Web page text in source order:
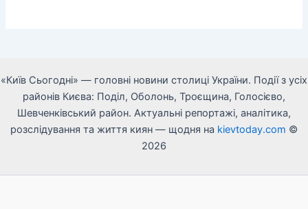
«Київ Сьогодні» — головні новини столиці України. Події з усіх
районів Києва: Поділ, Оболонь, Троєщина, Голосієво,
Шевченківський район. Актуальні репортажі, аналітика,
розслідування та життя киян — щодня на kievtoday.com ©
2026